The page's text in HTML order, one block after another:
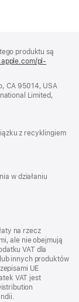
produktu są
pl-
CA 95014, USA
Limited,
z recyklingiem
w działaniu
na rzecz
ale nie obejmują
VAT dla
innych produktów
UE
VAT jest